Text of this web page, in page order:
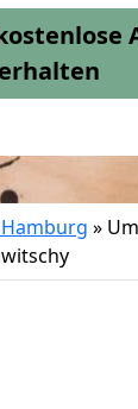
erhalten
»